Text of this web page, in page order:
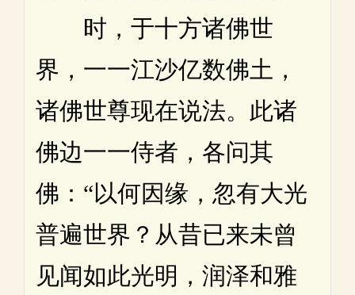
时，于十方诸佛世
界，一一江沙亿数佛土，
诸佛世尊现在说法。此诸
佛边一一侍者，各问其
佛：“以何因缘，忽有大光
普遍世界？从昔已来未曾
见闻如此光明，润泽和雅